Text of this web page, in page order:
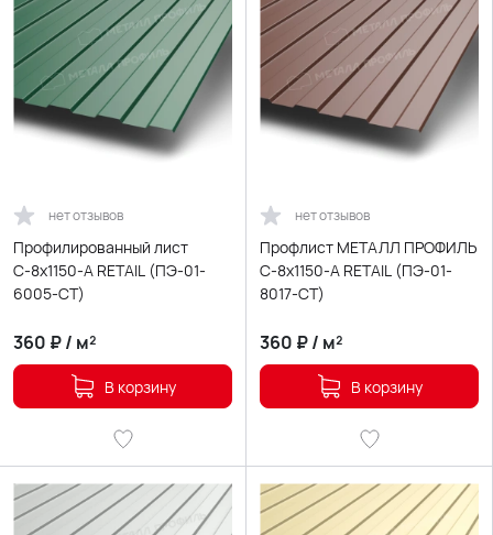
нет отзывов
Профилированный лист
С-8х1150-A RETAIL (ПЭ-01-
6005-СТ)
360 ₽/ м²
В корзину
нет отзывов
Профлист МЕТАЛЛ ПРОФИЛЬ
С-8x1150-A RETAIL (ПЭ-01-
8017-СТ)
360 ₽/ м²
В корзину